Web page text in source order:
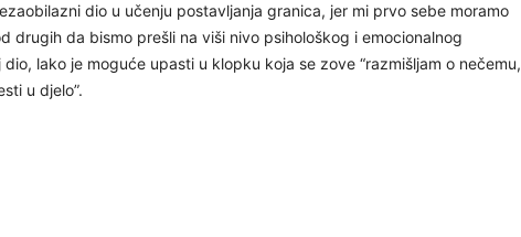
dio u učenju postavljanja granica, jer mi prvo sebe moramo
drugih da bismo prešli na viši nivo psihološkog i emocionalnog
lako je moguće upasti u klopku koja se zove “razmišljam o nečemu,
u djelo”.